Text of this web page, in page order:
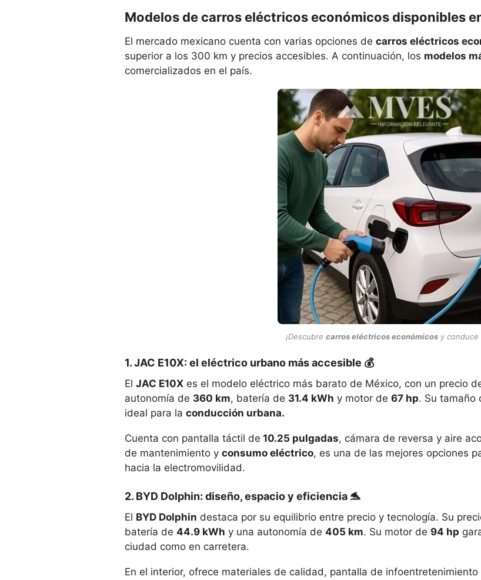
Modelos de carros eléctricos económicos disponibles
El mercado mexicano cuenta con varias opciones de carros eléctricos
superior a los 300 km y precios accesibles. A continuación, los modelos
comercializados en el país.
¡Descubre carros eléctricos económicos y conduce
1. JAC E10X: el eléctrico urbano más accesible 💰
El JAC E10X es el modelo eléctrico más barato de México, con un precio
autonomía de 360 km, batería de 31.4 kWh y motor de 67 hp. Su tamaño
ideal para la conducción urbana.
Cuenta con pantalla táctil de 10.25 pulgadas, cámara de reversa y aire
de mantenimiento y consumo eléctrico, es una de las mejores opciones
hacia la electromovilidad.
2. BYD Dolphin: diseño, espacio y eficiencia 🐬
El BYD Dolphin destaca por su equilibrio entre precio y tecnología. Su
batería de 44.9 kWh y una autonomía de 405 km. Su motor de 94 hp
ciudad como en carretera.
En el interior, ofrece materiales de calidad, pantalla de